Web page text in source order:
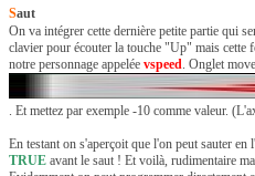
Saut
On va intégrer cette dernière petite partie qui
clavier pour écouter la touche "Up" mais cette
notre personnage appelée vspeed. Onglet
. Et mettez par exemple -10 comme valeur.
En testant on s'aperçoit que l'on peut sauter
TRUE avant le saut ! Et voilà, rudimentaire